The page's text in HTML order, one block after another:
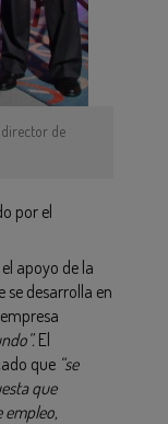
director de
por el
apoyo de la
se desarrolla en
El
que “se
que
empleo,